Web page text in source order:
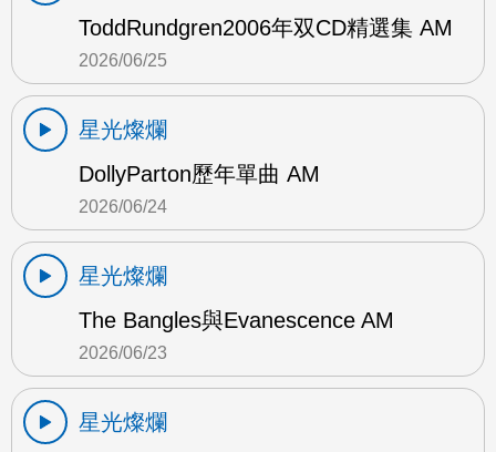
ToddRundgren2006年双CD精選集 AM
2026/06/25
星光燦爛
DollyParton歷年單曲 AM
2026/06/24
星光燦爛
The Bangles與Evanescence AM
2026/06/23
星光燦爛